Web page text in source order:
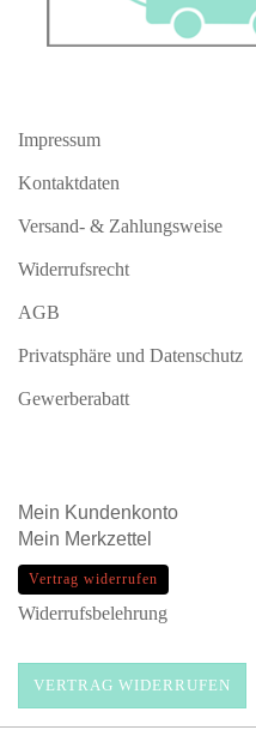
Impressum
Kontaktdaten
Versand- & Zahlungsweise
Widerrufsrecht
AGB
Privatsphäre und Datenschutz
Gewerberabatt
Mein Kundenkonto
Mein Merkzettel
Vertrag widerrufen
Widerrufsbelehrung
VERTRAG WIDERRUFEN